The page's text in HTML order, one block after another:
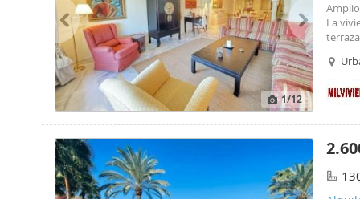
1/12
Amplio
La
Para